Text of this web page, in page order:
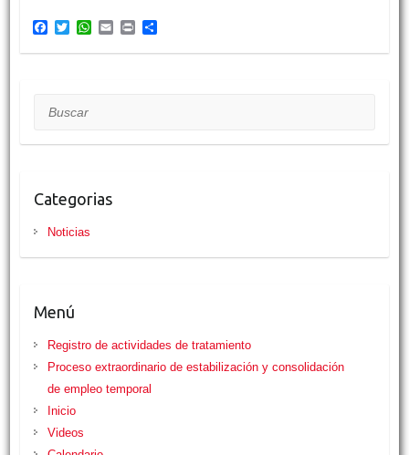
F
c
o
T
i
r
W
a
E
a
P
i
C
m
r
Buscar
Categorias
Noticias
Menú
Registro de actividades de tratamiento
Proceso extraordinario de estabilización y consolidación
de empleo temporal
Inicio
Videos